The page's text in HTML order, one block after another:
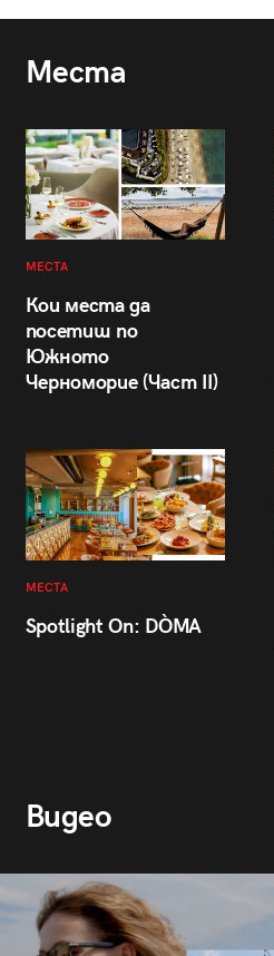
Места
МЕСТА
Кои места да
посетиш по
Южното
Черноморие (Част II)
МЕСТА
Spotlight On: DÒMA
Видео